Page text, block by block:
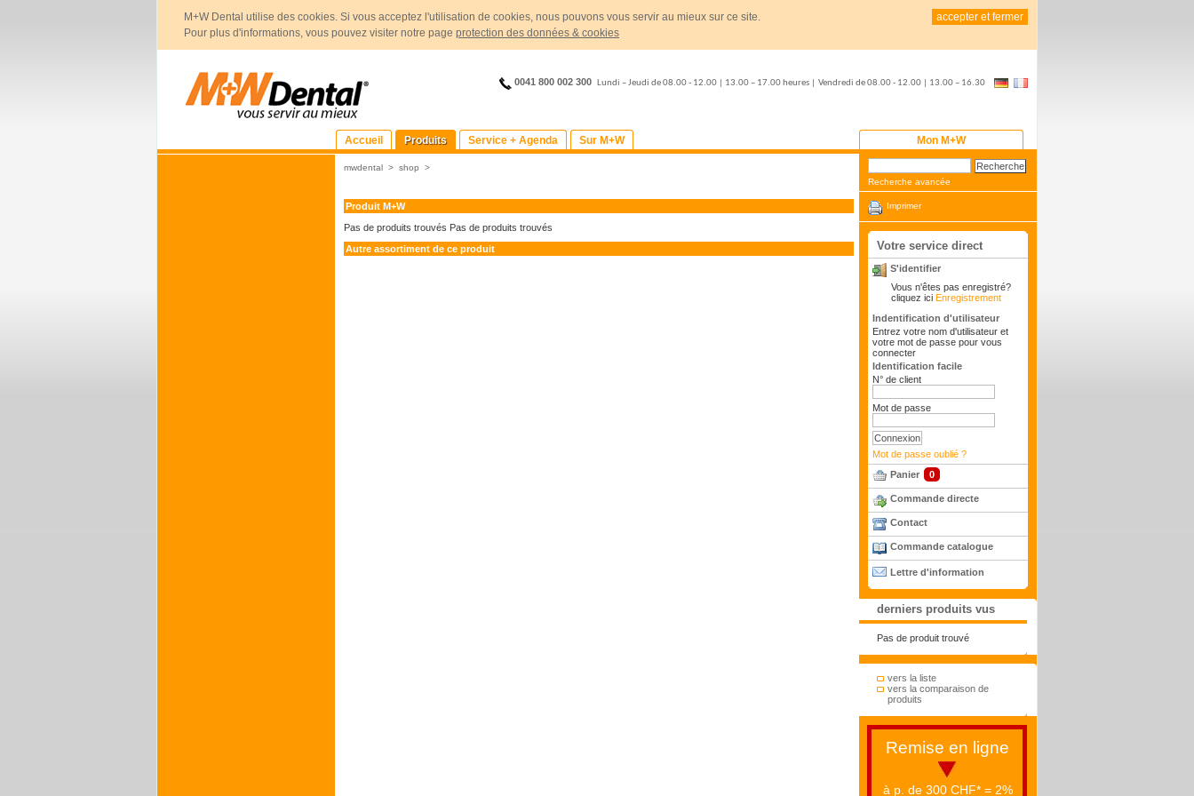
M+W Dental utilise des cookies. Si vous acceptez l'utilisation de cookies, nous pouvons vous servir au mieux sur ce site.
Pour plus d'informations, vous pouvez visiter notre page protection des données & cookies
accepter et fermer
0041 800 002 300 Lundi – Jeudi de 08.00 - 12.00 | 13.00 – 17.00 heures Vendredi de08.00 - 12.00 | 13.00 – 16.30
Accueil Produits Service + Agenda Sur M+W Mon M+W
mwdental > shop >
Produit M+W
Pas de produits trouvés
Autre assortiment de ce produit
Pas de produits trouvés
Recherche avancée
Imprimer
Votre service direct
S'identifier
Vous n'êtes pas enregistré?
cliquez ici Enregistrement
Indentification d'utilisateur
Entrez votre nom d'utilisateur et
votre mot de passe pour vous
connecter
Identification facile
N° de client
Mot de passe
Mot de passe oublié ?
Panier
0
Commande directe
Contact
Commande catalogue
Lettre d'information
derniers produits vus
Pas de produit trouvé
vers la liste
vers la comparaison de
produits
Remise en ligne
à p. de 300 CHF* = 2%